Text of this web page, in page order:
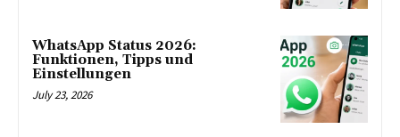
WhatsApp Status 2026:
Funktionen, Tipps und
Einstellungen
July 23, 2026